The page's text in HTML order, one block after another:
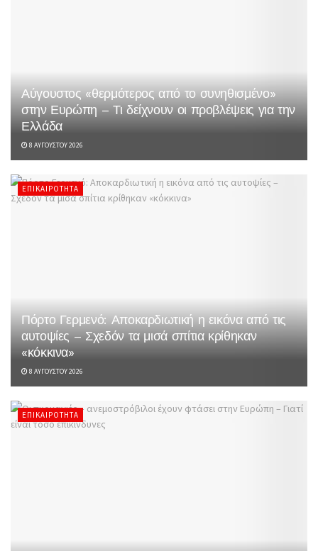
Αύγουστος «θερμότερος από το συνηθισμένο»
στην Ευρώπη – Τι δείχνουν οι προβλέψεις για την
Ελλάδα
8 ΑΥΓΟΎΣΤΟΥ 2026
ΕΠΙΚΑΙΡΌΤΗΤΑ
Πόρτο Γερμενό: Αποκαρδιωτική η εικόνα από τις
αυτοψίες – Σχεδόν τα μισά σπίτια κρίθηκαν
«κόκκινα»
8 ΑΥΓΟΎΣΤΟΥ 2026
ΕΠΙΚΑΙΡΌΤΗΤΑ